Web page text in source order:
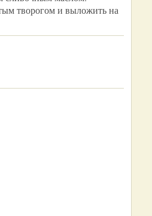
творогом и выложить на